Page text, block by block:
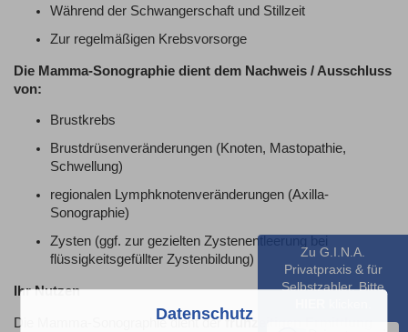
Zu G.I.N.A.
Privatpraxis & für
Selbstzahler. Bitte
Während der Schwangerschaft und Stillzeit
Zur regelmäßigen Krebsvorsorge
Die Mamma-Sonographie dient dem Nachweis / Ausschluss
von:
Brustkrebs
Brustdrüsenveränderungen (Knoten, Mastopathie,
Schwellung)
regionalen Lymphknotenveränderungen (Axilla-
Sonographie)
Zysten (ggf. zur gezielten Zystenentleerung bei
flüssigkeitsgefüllter Zystenbildung)
Ihr Nutzen
Die Mamma-Sonographie dient derfrühzeitigen Ermittlung
Datenschutz